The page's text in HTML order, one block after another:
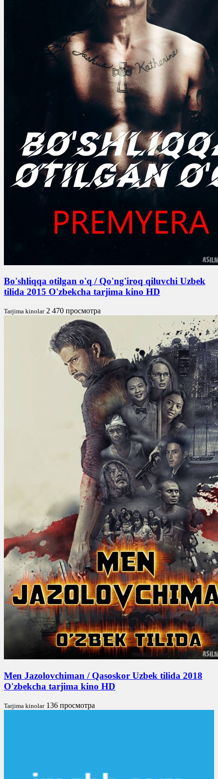
Bo'shliqqa otilgan o'q / Qo'ng'iroq qiluvchi Uzbek
tilida 2015 O'zbekcha tarjima kino HD
Tarjima kinolar 2 470 просмотра
Men Jazolovchiman / Qasoskor Uzbek tilida 2018
O'zbekcha tarjima kino HD
Tarjima kinolar 136 просмотра